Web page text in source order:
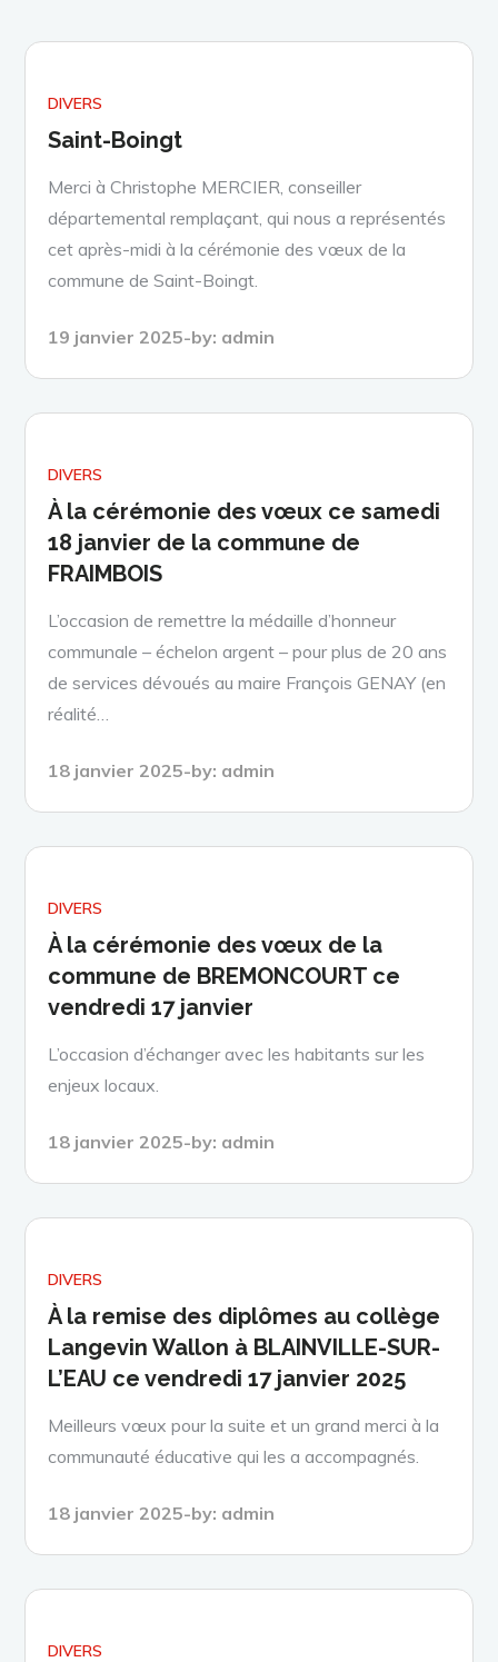
DIVERS
Saint-Boingt
Merci à Christophe MERCIER, conseiller
départemental remplaçant, qui nous a représentés
cet après-midi à la cérémonie des vœux de la
commune de Saint-Boingt.
Posted
19 janvier 2025 by: admin
DIVERS
À la cérémonie des vœux ce samedi
18 janvier de la commune de
FRAIMBOIS
L’occasion de remettre la médaille d’honneur
communale – échelon argent – pour plus de 20 ans
de services dévoués au maire François GENAY (en
réalité…
Posted
18 janvier 2025 by: admin
DIVERS
À la cérémonie des vœux de la
commune de BREMONCOURT ce
vendredi 17 janvier
L’occasion d’échanger avec les habitants sur les
enjeux locaux.
Posted
18 janvier 2025 by: admin
DIVERS
À la remise des diplômes au collège
Langevin Wallon à BLAINVILLE-SUR-
L’EAU ce vendredi 17 janvier 2025
Meilleurs vœux pour la suite et un grand merci à la
communauté éducative qui les a accompagnés.
Posted
18 janvier 2025 by: admin
DIVERS